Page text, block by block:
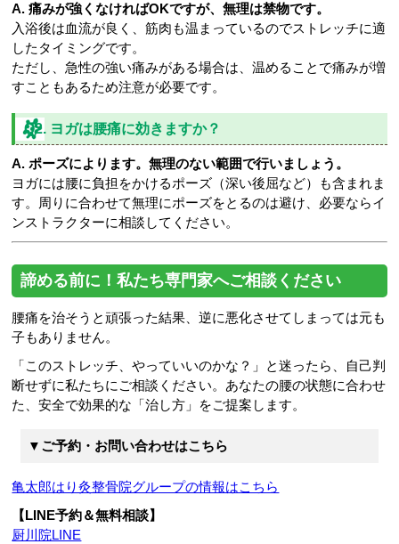
A. 痛みが強くなければOKですが、無理は禁物です。
入浴後は血流が良く、筋肉も温まっているのでストレッチに適
したタイミングです。
ただし、急性の強い痛みがある場合は、温めることで痛みが増
すこともあるため注意が必要です。
Q2. ヨガは腰痛に効きますか？
A. ポーズによります。無理のない範囲で行いましょう。
ヨガには腰に負担をかけるポーズ（深い後屈など）も含まれま
す。周りに合わせて無理にポーズをとるのは避け、必要ならイ
ンストラクターに相談してください。
諦める前に！私たち専門家へご相談ください
腰痛を治そうと頑張った結果、逆に悪化させてしまっては元も
子もありません。
「このストレッチ、やっていいのかな？」と迷ったら、自己判
断せずに私たちにご相談ください。あなたの腰の状態に合わせ
た、安全で効果的な「治し方」をご提案します。
▼ご予約・お問い合わせはこちら
亀太郎はり灸整骨院グループの情報はこちら
【LINE予約＆無料相談】
厨川院LINE